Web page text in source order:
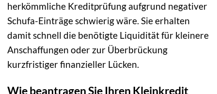
herkömmliche Kreditprüfung aufgrund negativer
Schufa-Einträge schwierig wäre. Sie erhalten
damit schnell die benötigte Liquidität für kleinere
Anschaffungen oder zur Überbrückung
kurzfristiger finanzieller Lücken.
Wie beantragen Sie Ihren Kleinkredit